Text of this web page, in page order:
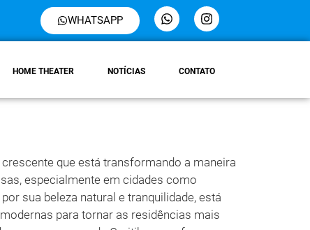
WHATSAPP
HOME THEATER NOTÍCIAS CONTATO
que está transformando a maneira
especialmente em cidades como
sua beleza natural e tranquilidade, está
para tornar as residências mais